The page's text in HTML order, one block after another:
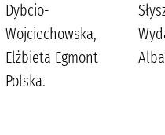
Dybcio-
Wojciechowska,
Elżbieta Egmont
Polska.